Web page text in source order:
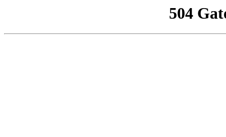
504